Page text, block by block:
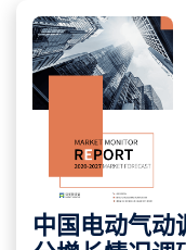
中国电动气动